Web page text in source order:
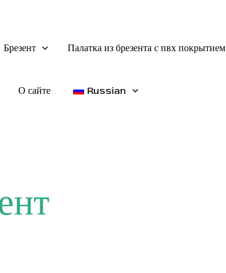
Брезент Палатка из брезента с пвх покрытием
О сайте Russian